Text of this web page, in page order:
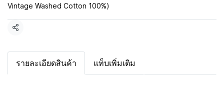
Vintage Washed Cotton 100%)
แชร์
รายละเอียดสินค้า แท็บเพิ่มเติม